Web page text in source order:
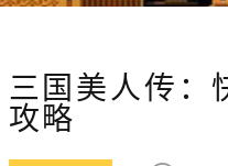
三国美人传：
攻略